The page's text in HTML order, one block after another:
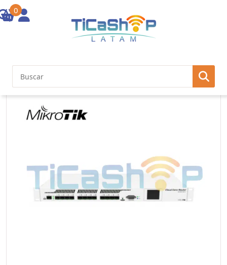
0
C13 12-SFP 1-SFP+10G 2-220VAC mSD USB RS232-DB9 L6